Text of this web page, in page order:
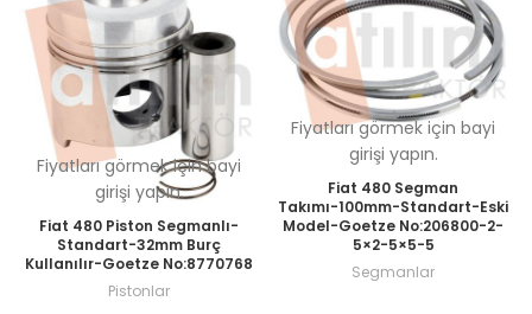
Fiyatları görmek için bayi
girişi yapın.
Fiat 480 Segman
Takımı-100mm-Standart-Eski
Model-Goetze No:206800-2-
5×2-5×5-5
Segmanlar
Fiyatları görmek için bayi
girişi yapın.
Fiat 480 Piston Segmanlı-
Standart-32mm Burç
Kullanılır-Goetze No:8770768
Pistonlar